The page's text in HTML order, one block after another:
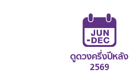
ดูดวงครึ่งปีหลัง
2569